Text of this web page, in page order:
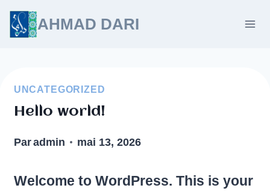
Aller
au
AHMAD DARI
UNCATEGORIZED
Hello world!
Paradmin mai 13, 2026
Welcome to WordPress. This is your